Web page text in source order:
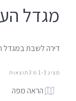
מגדל
דירה לשבת במגדל
מציג 1-3 מ 3תוצאות
הראה מפה